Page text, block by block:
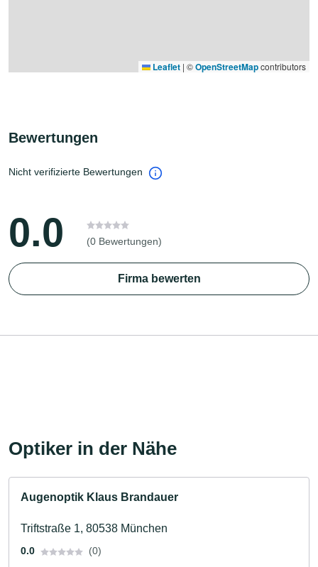
Leaflet | ©OpenStreetMapcontributors
Bewertungen
Nicht verifizierte Bewertungen
0.0 (0 Bewertungen)
Firma bewerten
Optiker in der Nähe
Augenoptik Klaus Brandauer
Triftstraße 1, 80538 München
0.0 (0)